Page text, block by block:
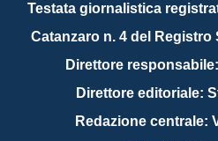
Testata giornalistica
Catanzaro n. 4 del Registro
Direttore
Direttore editoriale:
Redazione centrale: